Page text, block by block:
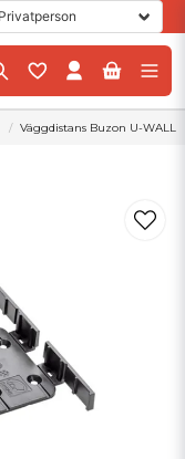
Väggdistans Buzon U-WALL